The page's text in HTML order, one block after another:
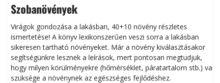
Szobanövények
Virágok gondozása a lakásban, 40+10 növény részletes
ismertetése! A könyv lexikonszerűen veszi sorra a lakásban
sikeresen tart­ha­tó növényeket. Már a növény kiválasztásakor
segítségünkre lesznek a leírások, mert pontosan megtudjuk,
hogy milyen körülményekre (hőmérséklet, páratartalom stb.) van
szüksége a növénynek az egészséges fejlődéshez.